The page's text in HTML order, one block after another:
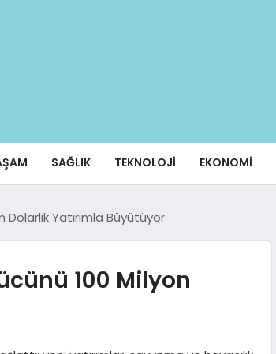
SAĞLIK TEKNOLOJI EKONOMI
Yatırımla Büyütüyor
100 Milyon